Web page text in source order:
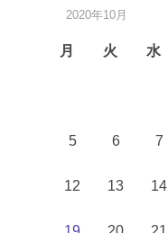
2020年10月
月 火 水
5 6 7
12 13 14